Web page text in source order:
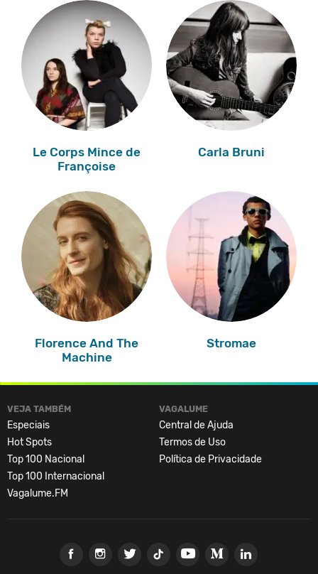
Le Corps Mince de
Françoise
Carla Bruni
Florence And The
Machine
Stromae
VEJA TAMBÉM
Especiais
Hot Spots
Top 100 Nacional
Top 100 Internacional
Vagalume.FM
VAGALUME
Central de Ajuda
Termos de Uso
Política de Privacidade